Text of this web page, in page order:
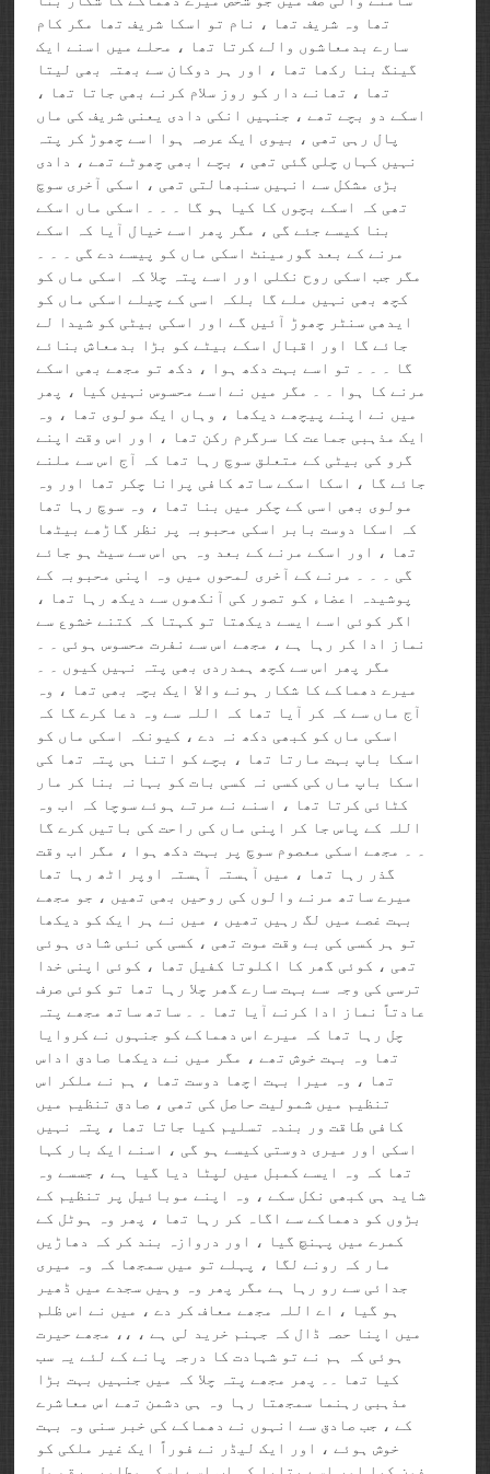
تھا وہ شریف تھا ، نام تو اسکا شریف تھا مگر کام
سارے بدمعاشوں والے کرتا تھا ، محلے میں اسنے ایک
گینگ بنا رکھا تھا ، اور ہر دوکان سے بھتہ بھی لیتا
تھا ، تھانے دار کو روز سلام کرنے بھی جاتا تھا ،
اسکے دو بچے تھے ، جنہیں انکی دادی یعنی شریف کی ماں
پال رہی تھی ، بیوی ایک عرصہ ہوا اسے چھوڑ کر پتہ
نہیں کہاں چلی گئی تھی ، بچے ابھی چھوٹے تھے ، دادی
بڑی مشکل سے انہیں سنبھالتی تھی ، اسکی آخری سوچ
تھی کہ اسکے بچوں کا کیا ہو گا ۔ ۔ ۔ اسکی ماں اسکے
بنا کیسے جئے گی ، مگر پھر اسے خیال آیا کہ اسکے
مرنے کے بعد گورمینٹ اسکی ماں کو پیسے دے گی ۔ ۔ ۔
مگر جب اسکی روح نکلی اور اسے پتہ چلا کہ اسکی ماں کو
کچھ بھی نہیں ملے گا بلکہ اسی کے چیلے اسکی ماں کو
ایدھی سنٹر چھوڑ آئیں گے اور اسکی بیٹی کو شیدا لے
جائے گا اور اقبال اسکے بیٹے کو بڑا بدمعاش بنائے
گا ۔ ۔ ۔ تو اسے بہت دکھ ہوا ، دکھ تو مجھے بھی اسکے
مرنے کا ہوا ۔ ۔ مگر میں نے اسے محسوس نہیں کیا ، پھر
میں نے اپنے پیچھے دیکھا ، وہاں ایک مولوی تھا ، وہ
ایک مذہبی جماعت کا سرگرم رکن تھا ، اور اس وقت اپنے
گرو کی بیٹی کے متعلق سوچ رہا تھا کہ آج اس سے ملنے
جائے گا ، اسکا اسکے ساتھ کافی پرانا چکر تھا اور وہ
مولوی بھی اسی کے چکر میں بنا تھا ، وہ سوچ رہا تھا
کہ اسکا دوست بابر اسکی محبوبہ پر نظر گاڑھے بیٹھا
تھا ، اور اسکے مرنے کے بعد وہ ہی اس سے سیٹ ہو جائے
گی ۔ ۔ ۔ مرنے کے آخری لمحوں میں وہ اپنی محبوبہ کے
پوشیدہ اعضاء کو تصور کی آنکھوں سے دیکھ رہا تھا ،
اگر کوئی اسے ایسے دیکھتا تو کہتا کہ کتنے خشوع سے
نماز ادا کر رہا ہے ، مجھے اس سے نفرت محسوس ہوئی ۔ ۔
مگر پھر اس سے کچھ ہمدردی بھی پتہ نہیں کیوں ۔ ۔
میرے دھماکے کا شکار ہونے والا ایک بچہ بھی تھا ، وہ
آج ماں سے کہ کر آیا تھا کہ اللہ سے وہ دعا کرے گا کہ
اسکی ماں کو کبھی دکھ نہ دے ، کیونکہ اسکی ماں کو
اسکا باپ بہت مارتا تھا ، بچے کو اتنا ہی پتہ تھا کی
اسکا باپ ماں کی کسی نہ کسی بات کو بہانہ بنا کر مار
کٹائی کرتا تھا ، اسنے نے مرتے ہوئے سوچا کہ اب وہ
اللہ کے پاس جا کر اپنی ماں کی راحت کی باتیں کرے گا
۔ ۔ مجھے اسکی معصوم سوچ پر بہت دکھ ہوا ، مگر اب وقت
گذر رہا تھا ، میں آہستہ آہستہ اوپر اٹھ رہا تھا
میرے ساتھ مرنے والوں کی روحیں بھی تھیں ، جو مجھے
بہت غصے میں لگ رہیں تھیں ، میں نے ہر ایک کو دیکھا
تو ہر کسی کی بے وقت موت تھی ، کسی کی نئی شادی ہوئی
تھی ، کوئی گھر کا اکلوتا کفیل تھا ، کوئی اپنی خدا
ترسی کی وجہ سے بہت سارے گھر چلا رہا تھا تو کوئی صرف
عادتاً نماز ادا کرنے آیا تھا ۔ ۔ ساتھ ساتھ مجھے پتہ
چل رہا تھا کہ میرے اس دھماکے کو جنہوں نے کروایا
تھا وہ بہت خوش تھے ، مگر میں نے دیکھا صادق اداس
تھا ، وہ میرا بہت اچھا دوست تھا ، ہم نے ملکر اس
تنظیم میں شمولیت حاصل کی تھی ، صادق تنظیم میں
کافی طاقت ور بندہ تسلیم کیا جاتا تھا ، پتہ نہیں
اسکی اور میری دوستی کیسے ہو گی ، اسنے ایک بار کہا
تھا کہ وہ ایسے کمبل میں لپٹا دیا گیا ہے ، جسسے وہ
شاید ہی کبھی نکل سکے ، وہ اپنے موبائیل پر تنظیم کے
بڑوں کو دھماکے سے اگاہ کر رہا تھا ، پھر وہ ہوٹل کے
کمرے میں پہنچ گیا ، اور دروازہ بند کر کہ دھاڑیں
مار کہ رونے لگا ، پہلے تو میں سمجھا کہ وہ میری
جدائی سے رو رہا ہے مگر پھر وہ وہیں سجدے میں ڈھیر
ہو گیا ، اے اللہ مجھے معاف کر دے ، میں نے اس ظلم
میں اپنا حصہ ڈال کہ جہنم خرید لی ہے ، ،، مجھے حیرت
ہوئی کہ ہم نے تو شہادت کا درجہ پانے کے لئے یہ سب
کیا تھا ۔۔ پھر مجھے پتہ چلا کہ میں جنہیں بہت بڑا
مذہبی رہنما سمجھتا رہا وہ ہی دشمن تھے اس معاشرے
کے ، جب صادق سے انہوں نے دھماکے کی خبر سنی وہ بہت
خوش ہوئے ، اور ایک لیڈر نے فوراً ایک غیر ملکی کو